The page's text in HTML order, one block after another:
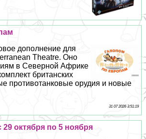
дополнение для
Theatre. Оно
в Северной Африке
британских
противотанковые орудия и новые
31 07 2026 3:51:19
октября по 5 ноября